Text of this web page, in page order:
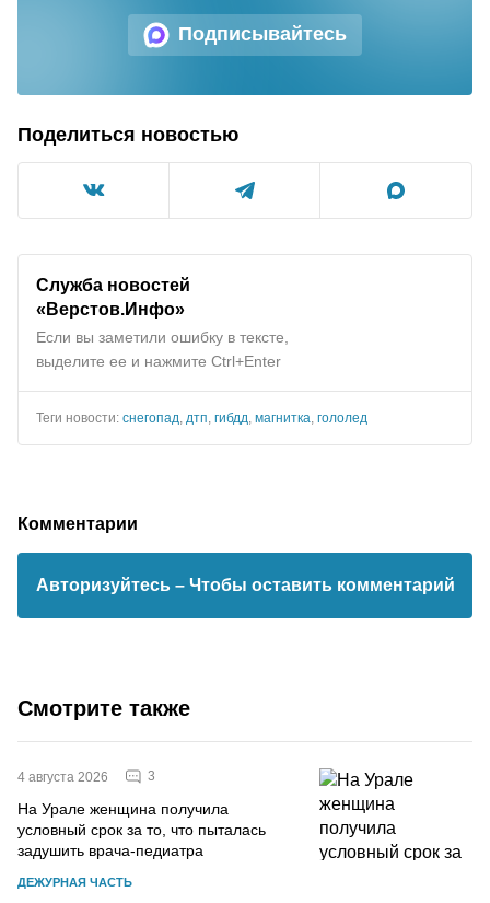
Подписывайтесь
Поделиться новостью
Служба новостей
«Верстов.Инфо»
Если вы заметили ошибку в тексте,
выделите ее и нажмите Ctrl+Enter
Теги новости: снегопад дтп гибдд магнитка гололед
Комментарии
Авторизуйтесь – Чтобы оставить комментарий
Смотрите также
4 августа 2026 3
На Урале женщина получила
условный срок за то, что пыталась
задушить врача-педиатра
ДЕЖУРНАЯ ЧАСТЬ